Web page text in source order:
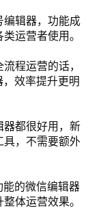
编辑器，功能成
运营者使用。
程运营的话，
效率提升更明
器都很好用，新
具，不需要额外
的微信编辑器
体运营效果。